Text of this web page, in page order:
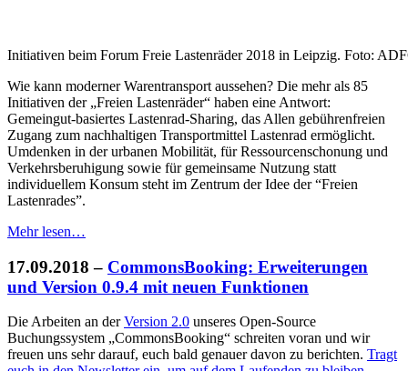
Initiativen beim Forum Freie Lastenräder 2018 in Leipzig. Foto:
Wie kann moderner Warentransport aussehen? Die mehr als 85
Initiativen der „Freien Lastenräder“ haben eine Antwort:
Gemeingut-basiertes Lastenrad-Sharing, das Allen gebührenfreien
Zugang zum nachhaltigen Transportmittel Lastenrad ermöglicht.
Umdenken in der urbanen Mobilität, für Ressourcenschonung und
Verkehrsberuhigung sowie für gemeinsame Nutzung statt
individuellem Konsum steht im Zentrum der Idee der “Freien
Lastenrades”.
Mehr lesen…
17.09.2018 – CommonsBooking: Erweiterungen
und Version 0.9.4 mit neuen Funktionen
Die Arbeiten an derVersion 2.0 unseres Open-Source
Buchungssystem „CommonsBooking“ schreiten voran und wir
freuen uns sehr darauf, euch bald genauer davon zu berichten. Tragt